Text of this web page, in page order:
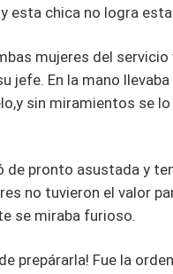
esta chica no logra
mujeres del servicio
jefe. En la mano
sin miramientos se
de pronto asustada y
no tuvieron el valor
se miraba furioso.
prepárarla! Fue la